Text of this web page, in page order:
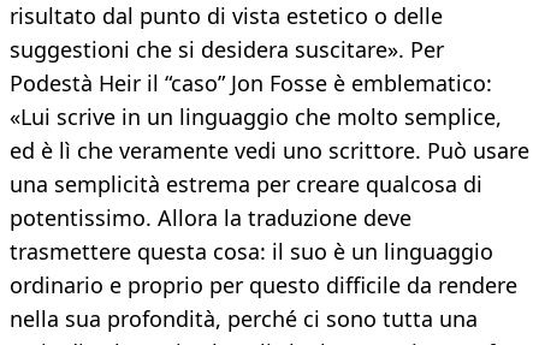
risultato dal punto di vista estetico o delle
suggestioni che si desidera suscitare». Per
Podestà Heir il “caso” Jon Fosse è emblematico:
«Lui scrive in un linguaggio che molto semplice,
ed è lì che veramente vedi uno scrittore. Può usare
una semplicità estrema per creare qualcosa di
potentissimo. Allora la traduzione deve
trasmettere questa cosa: il suo è un linguaggio
ordinario e proprio per questo difficile da rendere
nella sua profondità, perché ci sono tutta una